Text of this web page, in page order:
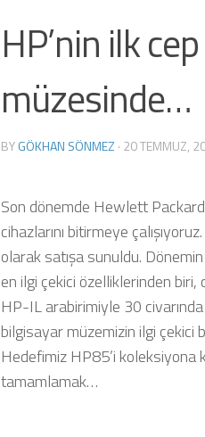
HP’nin ilk
müzesinde…
BYGÖKHAN SÖNMEZ · 20 TEMMUZ,
Son dönemde Hewlett
cihazlarını bitirmeye
olarak satışa sunuldu.
en ilgi çekici özelliklerinden
HP-IL arabirimiyle 30
bilgisayar müzemizin ilgi çekici
Hedefimiz HP85’i koleksiyona
tamamlamak…